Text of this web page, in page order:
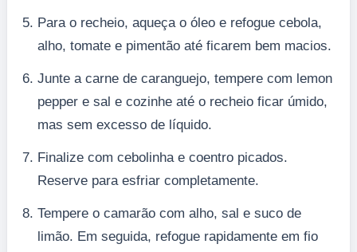
Para o recheio, aqueça o óleo e refogue cebola,
alho, tomate e pimentão até ficarem bem macios.
Junte a carne de caranguejo, tempere com lemon
pepper e sal e cozinhe até o recheio ficar úmido,
mas sem excesso de líquido.
Finalize com cebolinha e coentro picados.
Reserve para esfriar completamente.
Tempere o camarão com alho, sal e suco de
limão. Em seguida, refogue rapidamente em fio